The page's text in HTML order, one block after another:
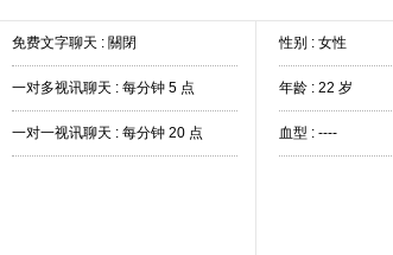
免费文字聊天 : 關閉
一对多视讯聊天 : 每分钟 5 点
一对一视讯聊天 : 每分钟 20 点
性别 : 女性
年龄 : 22 岁
血型 : ----